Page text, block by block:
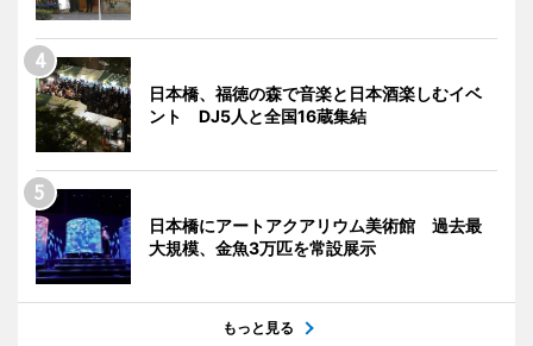
日本橋、福徳の森で音楽と日本酒楽しむイベ
ント DJ5人と全国16蔵集結
日本橋にアートアクアリウム美術館 過去最
大規模、金魚3万匹を常設展示
もっと見る